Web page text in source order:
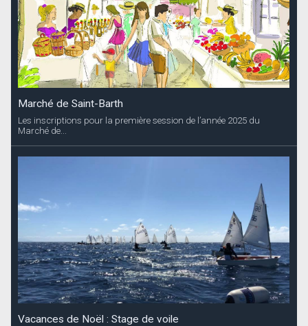
Marché de Saint-Barth
Les inscriptions pour la première session de l’année 2025 du
Marché de...
Vacances de Noël : Stage de voile